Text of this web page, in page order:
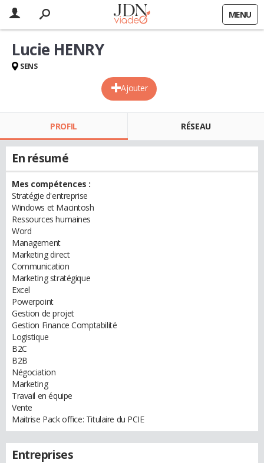
MENU
Ajouter
Lucie HENRY
SENS
PROFIL RÉSEAU
En résumé
Mes compétences :
Stratégie d'entreprise
Windows et Macintosh
Ressources humaines
Word
Management
Marketing direct
Communication
Marketing stratégique
Excel
Powerpoint
Gestion de projet
Gestion Finance Comptabilité
Logistique
B2C
B2B
Négociation
Marketing
Travail en équipe
Vente
Maitrise Pack office: Titulaire du PCIE
Entreprises